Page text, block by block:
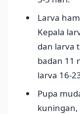
Larva
Kepala
dan larva
badan 11
larva 16-
Pupa
kuningan,